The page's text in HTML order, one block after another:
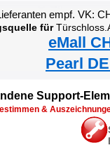
empf. VK:
für
eMall
Pearl
Support-
&